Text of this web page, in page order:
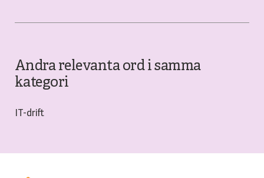
Andra relevanta ord i samma
kategori
IT-drift